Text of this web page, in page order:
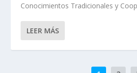
Conocimientos Tradicionales y
LEER MÁS